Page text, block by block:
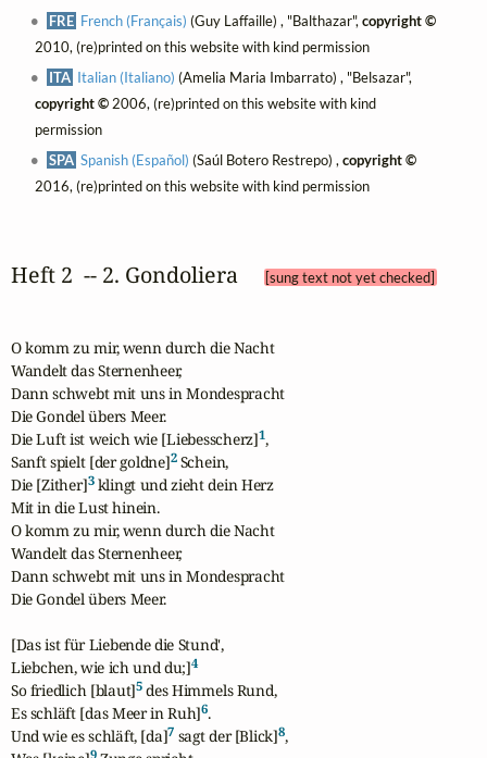
FRE French (Français) (Guy Laffaille) , "Balthazar",copyright ©
2010, (re)printed on this website with kind permission
ITA Italian (Italiano) (Amelia Maria Imbarrato) , "Belsazar",
copyright ©2006, (re)printed on this website with kind
permission
SPA Spanish (Español) (Saúl Botero Restrepo) ,copyright ©
2016, (re)printed on this website with kind permission
Heft 2  -- 2. Gondoliera [sung text not yet checked]
O komm zu mir, wenn durch die Nacht
Wandelt das Sternenheer,
Dann schwebt mit uns in Mondespracht
Die Gondel übers Meer.
Die Luft ist weich wie [Liebesscherz]1,
Sanft spielt [der goldne]2 Schein,
Die [Zither]3 klingt und zieht dein Herz
Mit in die Lust hinein.
O komm zu mir, wenn durch die Nacht
Wandelt das Sternenheer,
Dann schwebt mit uns in Mondespracht
Die Gondel übers Meer.
[Das ist für Liebende die Stund',
Liebchen, wie ich und du;]4
So friedlich [blaut]5 des Himmels Rund,
Es schläft [das Meer in Ruh]6.
Und wie es schläft, [da]7 sagt der [Blick]8,
9